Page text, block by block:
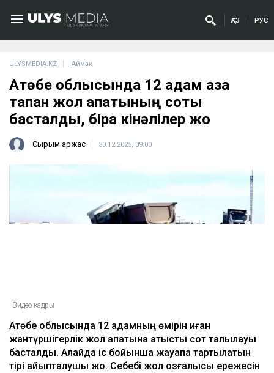
ҚАЗ РУС
ULYSMEDIA.KZ Аймақ
Ақтөбе облысында 12 адам қаза
тапқан жол апатының соты
басталды, бірақ кінәлілер жоқ
Сырым Қаржас 30.12.2025, 09:00
Видео кадры
Ақтөбе облысында 12 адамның өмірін қиған
жантүршігерлік жол апатына қатысты сот талқылауы
басталды. Алайда іс бойынша жауапқа тартылатын
тірі айыпталушы жоқ. Себебі жол қозғалысы ережесін